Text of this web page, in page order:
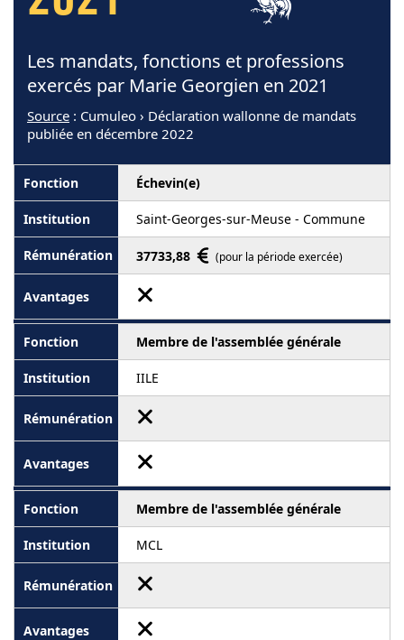
Les mandats, fonctions et professions
exercés par Marie Georgien en 2021
Source : Cumuleo › Déclaration wallonne de mandats
publiée en décembre 2022
Échevin(e)
Saint-Georges-sur-Meuse - Commune
37733,88 (pour la période exercée)
Membre de l'assemblée générale
IILE
Membre de l'assemblée générale
MCL